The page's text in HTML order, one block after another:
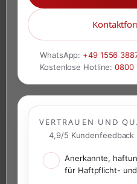
WhatsApp: +49 1556
Kostenlose Hotline:0800
VERTRAUEN UND
4,9/5 Kundenfeedback
Anerkannte,
für Haftpflicht-